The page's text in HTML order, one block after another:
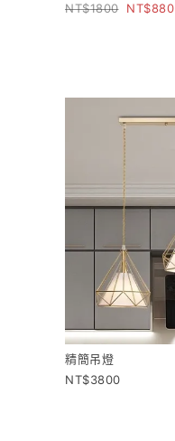
1800
880
精簡吊燈
3800